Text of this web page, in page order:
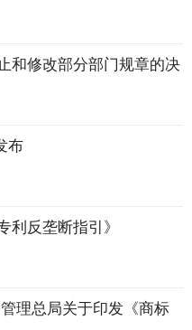
和修改部分部门规章的决
布
利反垄断指引》
理总局关于印发《商标